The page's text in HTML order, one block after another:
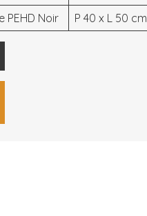
PEHD Noir P 40 x L 50 cm